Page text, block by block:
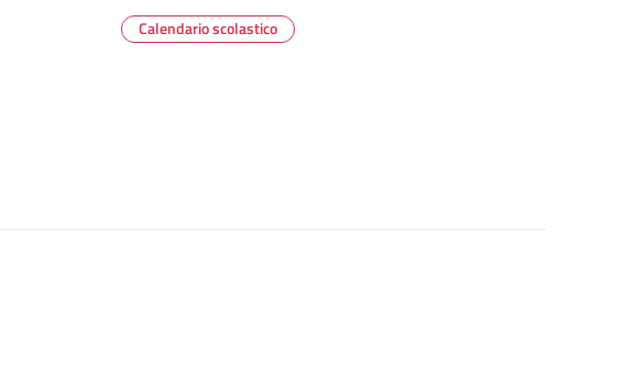
Calendario scolastico